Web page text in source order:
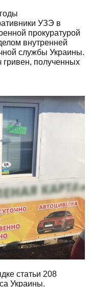
УЗЭ в
прокуратурой
внутренней
службы Украины.
гривен, полученных
статьи 208
Украины.